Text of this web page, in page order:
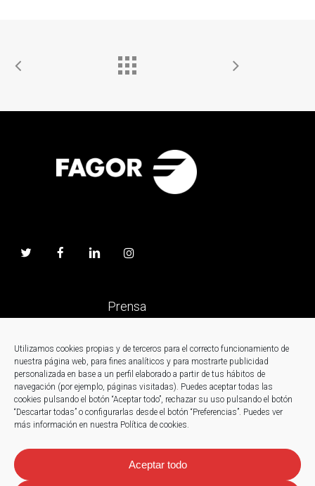
Utilizamos cookies propias y de terceros para el correcto funcionamiento de
nuestra página web, para fines analíticos y para mostrarte publicidad
personalizada en base a un perfil elaborado a partir de tus hábitos de
navegación (por ejemplo, páginas visitadas). Puedes aceptar todas las
cookies pulsando el botón “Aceptar todo”, rechazar su uso pulsando el botón
“Descartar todas” o configurarlas desde el botón “Preferencias”. Puedes ver
más información en nuestra Política de cookies.
Aceptar todo
Prensa
Trabaja en Fagor
Noticias
Contacto